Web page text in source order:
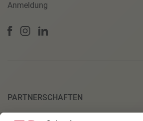
Anmeldung
PARTNERSCHAFTEN